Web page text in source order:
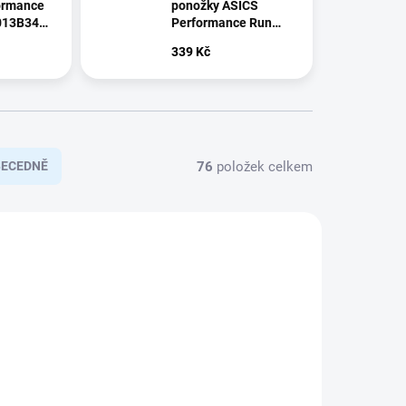
ponožky ASICS
Performance Run
339 Kč
76 položek celkem